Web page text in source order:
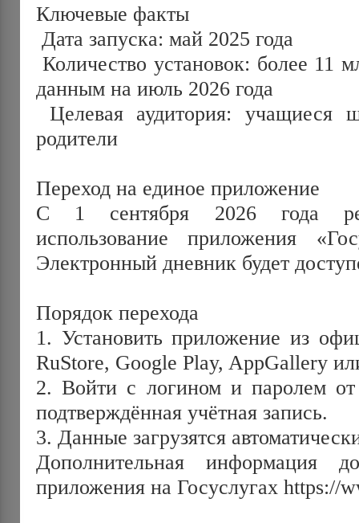
Ключевые факты
Дата запуска: май 2025 года
Количество установок: более 11 млн пользователей — по
данным на июль 2026 года
родители
Переход на единое приложение
С 1 сентября 2026 года
использование приложения
Электронный дневник будет
Порядок перехода
1. Установить приложение из
RuStore, Google Play, AppGallery
2. Войти с логином и паролем от
подтверждённая учётная запись.
3. Данные загрузятся
Дополнительная информация